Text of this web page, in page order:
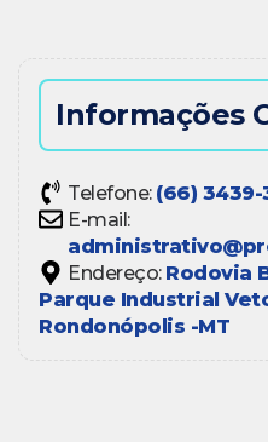
Informações
Telefone: (66)
E-mail:
Endereço: Rodovia
Parque Industrial
Rondonópolis -MT